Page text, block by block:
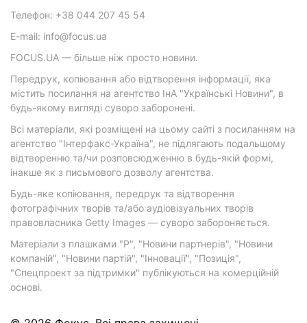
Телефон: +38 044 207 45 54
E-mail: info@focus.ua
FOCUS.UA — більше ніж просто новини.
Передрук, копіювання або відтворення інформації, яка
містить посилання на агентство ІнА "Українські Новини", в
будь-якому вигляді суворо заборонені.
Всі матеріали, які розміщені на цьому сайті з посиланням на
агентство "Інтерфакс-Україна", не підлягають подальшому
відтворенню та/чи розповсюдженню в будь-якій формі,
інакше як з письмового дозволу агентства.
Будь-яке копіювання, передрук та відтворення
фотографічних творів та/або аудіовізуальних творів
правовласника Getty Images — суворо забороняється.
Матеріали з плашками "Р", "Новини партнерів", "Новини
компаній", "Новини партій", "Інновації", "Позиція",
"Спецпроект за підтримки" публікуються на комерційній
основі.